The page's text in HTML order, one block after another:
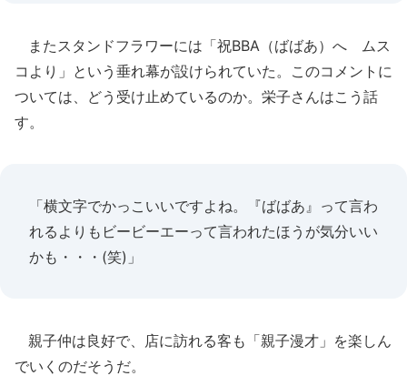
またスタンドフラワーには「祝BBA（ばばあ）へ ムス
コより」という垂れ幕が設けられていた。このコメントに
ついては、どう受け止めているのか。栄子さんはこう話
す。
「横文字でかっこいいですよね。『ばばあ』って言わ
れるよりもビービーエーって言われたほうが気分いい
かも・・・(笑)」
親子仲は良好で、店に訪れる客も「親子漫才」を楽しん
でいくのだそうだ。